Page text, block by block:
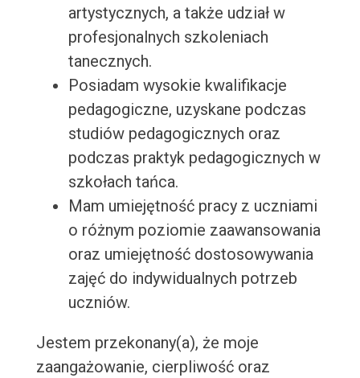
artystycznych, a także udział w
profesjonalnych szkoleniach
tanecznych.
Posiadam wysokie kwalifikacje
pedagogiczne, uzyskane podczas
studiów pedagogicznych oraz
podczas praktyk pedagogicznych w
szkołach tańca.
Mam umiejętność pracy z uczniami
o różnym poziomie zaawansowania
oraz umiejętność dostosowywania
zajęć do indywidualnych potrzeb
uczniów.
Jestem przekonany(a), że moje
zaangażowanie, cierpliwość oraz